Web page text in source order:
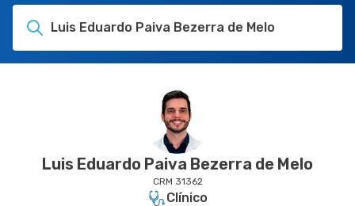
Luis Eduardo Paiva Bezerra de Melo
Luis Eduardo Paiva Bezerra de Melo
CRM 31362
Clínico